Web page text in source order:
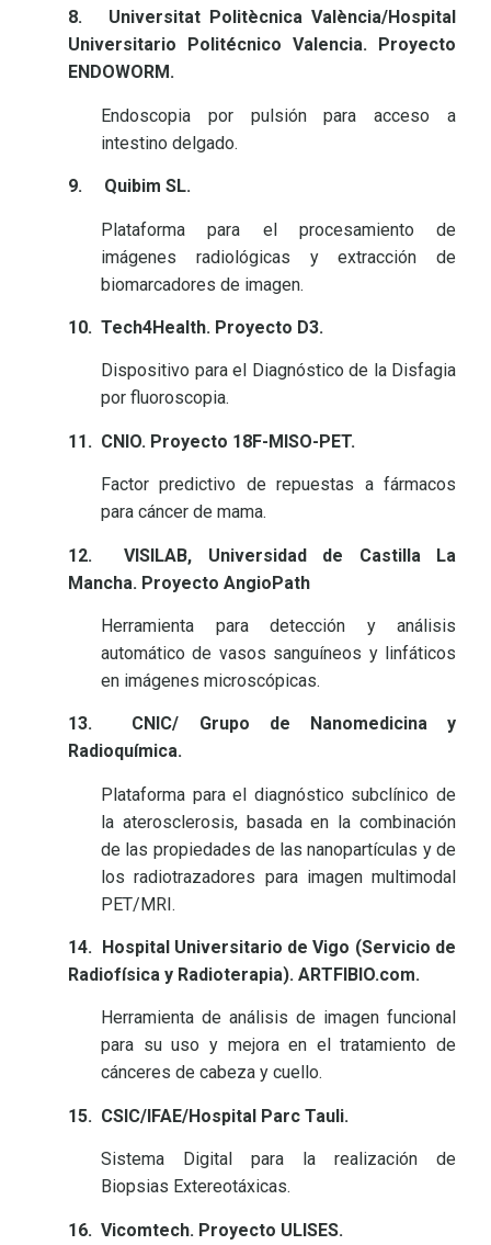
8. Universitat Politècnica València/Hospital
Universitario Politécnico Valencia. Proyecto
ENDOWORM.
Endoscopia por pulsión para acceso a
intestino delgado.
9. Quibim SL.
Plataforma para el procesamiento de
imágenes radiológicas y extracción de
biomarcadores de imagen.
10. Tech4Health. Proyecto D3.
Dispositivo para el Diagnóstico de la Disfagia
por fluoroscopia.
11. CNIO. Proyecto 18F-MISO-PET.
Factor predictivo de repuestas a fármacos
para cáncer de mama.
12. VISILAB,
Universidad de Castilla La
Mancha. Proyecto AngioPath
Herramienta para detección y análisis
automático de vasos sanguíneos y linfáticos
en imágenes microscópicas.
13. CNIC/ Grupo de Nanomedicina y
Radioquímica.
Plataforma para el diagnóstico subclínico de
la aterosclerosis, basada en la combinación
de las propiedades de las nanopartículas y de
los radiotrazadores para imagen multimodal
PET/MRI.
14. Hospital Universitario de Vigo (Servicio de
Radiofísica y Radioterapia). ARTFIBIO.com.
Herramienta de análisis de imagen funcional
para su uso y mejora en el tratamiento de
cánceres de cabeza y cuello.
15. CSIC/IFAE/Hospital Parc Tauli.
Sistema Digital para la realización de
Biopsias Extereotáxicas.
16. Vicomtech. Proyecto ULISES.